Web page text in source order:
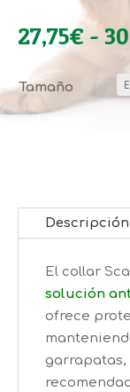
27,75€ -
Tamaño
Descripción
El collar
solución
ofrece
garrapatas,